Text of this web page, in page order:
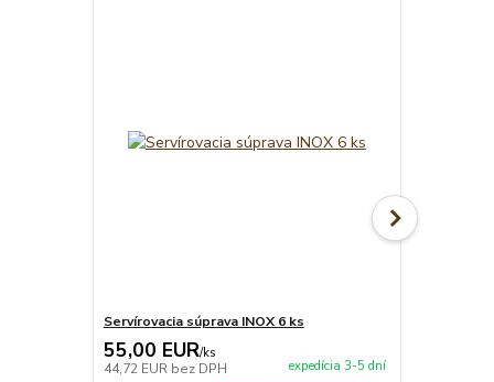
Servírovacia súprava INOX 6 ks
55,00 EUR/ks
44,72 EUR bez DPH expedícia 3-5 dní